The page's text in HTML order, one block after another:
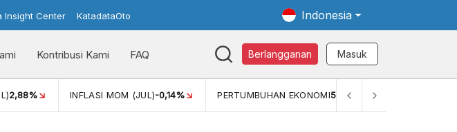
Insight Center KatadataOto Indonesia
Kontribusi Kami FAQ Berlangganan Masuk
2,88% INFLASI MOM (JUL)-0,14% PERTUMBUHAN EKONOMI5,11%